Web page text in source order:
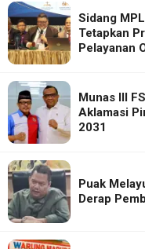
Sidang
Tetapkan
Pelayanan
Munas III
Aklamasi
2031
Puak
Derap